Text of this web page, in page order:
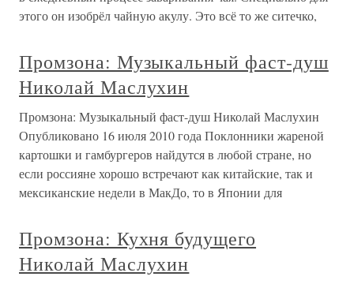
этого он изобрёл чайную акулу. Это всё то же ситечко,
Промзона: Музыкальный фаст-душ
Николай Маслухин
Промзона: Музыкальный фаст-душ Николай Маслухин
Опубликовано 16 июля 2010 года Поклонники жареной
картошки и гамбургеров найдутся в любой стране, но
если россияне хорошо встречают как китайские, так и
мексиканские недели в МакДо, то в Японии для
Промзона: Кухня будущего
Николай Маслухин